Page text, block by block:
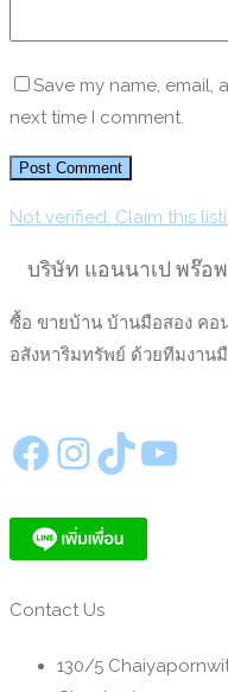
Save my name, email,
next time I comment.
Not verified. Claim this
บริษัท แอนนาเป พร๊อ
ซื้อ ขายบ้าน บ้านมือสอง ค
อสังหาริมทรัพย์ ด้วยทีมงาน
https://www.facebook.com/annapeproperty InstagramTikTok YouTube
Contact Us
130/5